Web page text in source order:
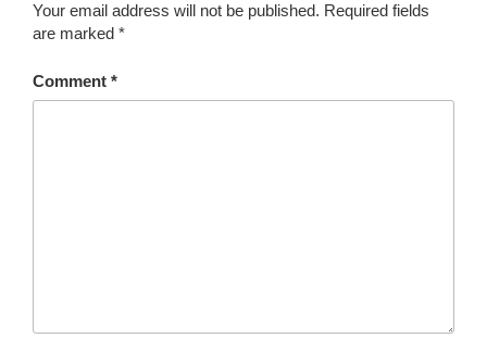
Your email address will not be published. Required fields
are marked *
Comment *